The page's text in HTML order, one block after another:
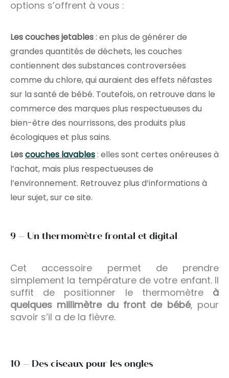
options s’offrent à vous :
Les couches jetables: en plus de générer de
grandes quantités de déchets, les couches
contiennent des substances controversées
comme du chlore, qui auraient des effets néfastes
sur la santé de bébé. Toutefois, on retrouve dans le
commerce des marques plus respectueuses du
bien-être des nourrissons, des produits plus
écologiques et plus sains.
Lescouches lavables: elles sont certes onéreuses à
l’achat, mais plus respectueuses de
l’environnement. Retrouvez plus d’informations à
leur sujet, sur ce site.
9 – Un thermomètre frontal et digital
Cet accessoire permet de prendre
simplement la température de votre enfant. Il
suffit de positionner le thermomètre à
quelques millimètre du front de bébé, pour
savoir s’il a de la fièvre.
10 – Des ciseaux pour les ongles